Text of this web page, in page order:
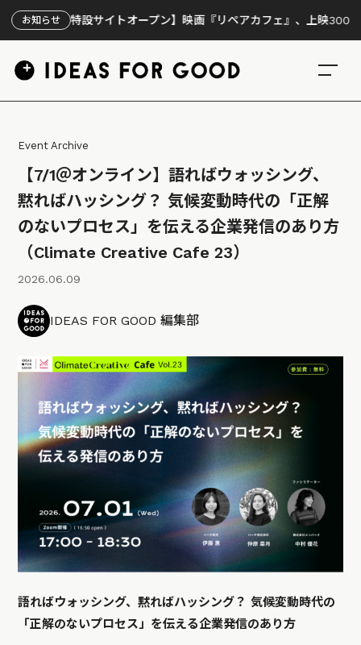
お知らせ
【特設サイトオープン】映画『リペアカフェ』、上映300回の先で見
Event Archive
【7/1＠オンライン】語ればウォッシング、
黙ればハッシング？ 気候変動時代の「正解
のないプロセス」を伝える企業発信のあり方
（Climate Creative Cafe 23）
2026.06.09
IDEAS FOR GOOD 編集部
語ればウォッシング、黙ればハッシング？ 気候変動時代の
「正解のないプロセス」を伝える企業発信のあり方